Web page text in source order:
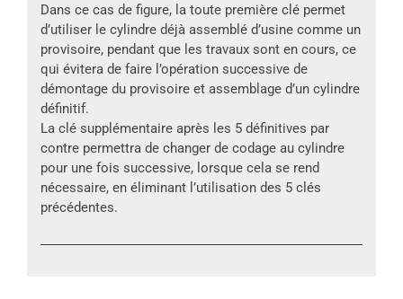
Dans ce cas de figure, la toute première clé permet
d’utiliser le cylindre déjà assemblé d’usine comme un
provisoire, pendant que les travaux sont en cours, ce
qui évitera de faire l’opération successive de
démontage du provisoire et assemblage d’un cylindre
définitif.
La clé supplémentaire après les 5 définitives par
contre permettra de changer de codage au cylindre
pour une fois successive, lorsque cela se rend
nécessaire, en éliminant l’utilisation des 5 clés
précédentes.